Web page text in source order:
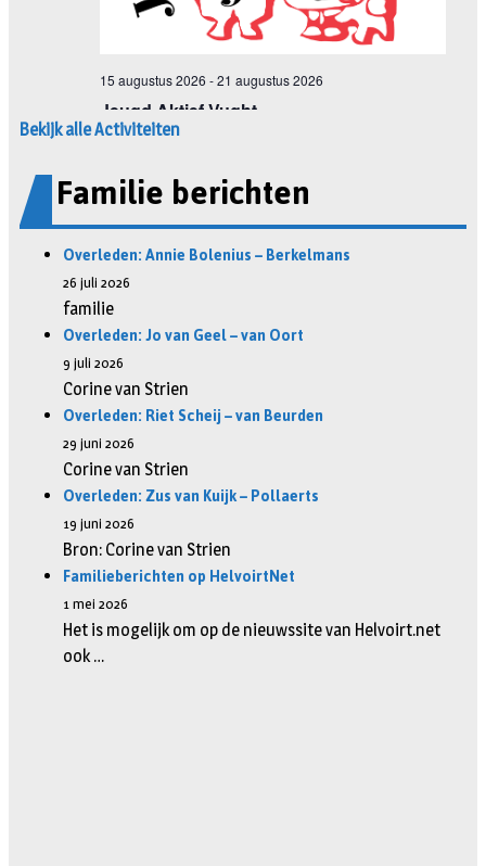
Bekijk alle Activiteiten
Familie berichten
Overleden: Annie Bolenius – Berkelmans
26 juli 2026
familie
Overleden: Jo van Geel – van Oort
9 juli 2026
Corine van Strien
Overleden: Riet Scheij – van Beurden
29 juni 2026
Corine van Strien
Overleden: Zus van Kuijk – Pollaerts
19 juni 2026
Bron: Corine van Strien
Familieberichten op HelvoirtNet
1 mei 2026
Het is mogelijk om op de nieuwssite van Helvoirt.net
ook …